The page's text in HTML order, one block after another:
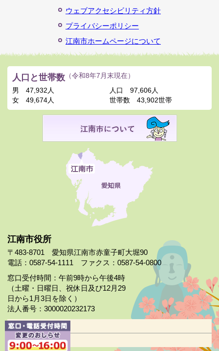
ウェブアクセシビリティ方針
プライバシーポリシー
江南市ホームページについて
江南市役所
〒483-8701 愛知県江南市赤童子町大堀90
電話：0587-54-1111 ファクス：0587-54-0800
窓口受付時間：午前9時から午後4時
（土曜・日曜日、祝休日及び12月29
日から1月3日を除く）
法人番号：3000020232173
市役所案内
日曜市役所
人口と世帯数 （令和8年7月末現在）
男
47,932人
女
49,674人
人口
97,606人
世帯数
43,902世帯